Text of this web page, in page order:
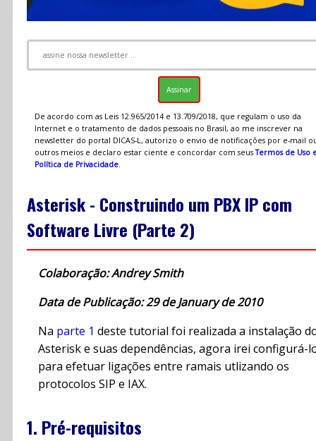
De acordo com as Leis 12.965/2014 e 13.709/2018, que regulam o uso da
Internet e o tratamento de dados pessoais no Brasil, ao me inscrever na
newsletter do portal DICAS-L, autorizo o envio de notificações por e-mail
outros meios e declaro estar ciente e concordar com seusTermos de Uso
Política de Privacidade.
Asterisk - Construindo um PBX IP com
Software Livre (Parte 2)
Colaboração: Andrey Smith
Data de Publicação: 29 de January de 2010
Na parte 1 deste tutorial foi realizada a instalação
Asterisk e suas dependências, agora irei configurá-
para efetuar ligações entre ramais utlizando os
protocolos SIP e IAX.
1. Pré-requisitos